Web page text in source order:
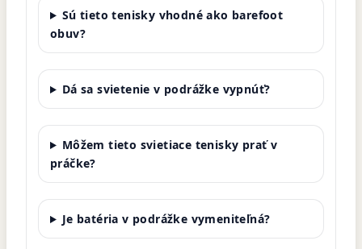
Sú tieto tenisky vhodné ako barefoot
obuv?
Dá sa svietenie v podrážke vypnúť?
Môžem tieto svietiace tenisky prať v
práčke?
Je batéria v podrážke vymeniteľná?